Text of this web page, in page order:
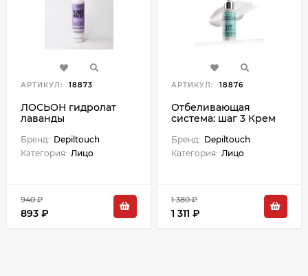
АРТИКУЛ: 18873
ЛОСЬОН гидролат
лаванды
лица и тела для всех
типов кожи - 200 мл
Бренд: Depiltouch
Категория: Лицо
940 ₽
893 ₽
АРТИКУЛ: 18876
Отбеливающая
система: шаг 3 Крем
противовос эфф - 100
мл
Бренд: Depiltouch
Категория: Лицо
1 380 ₽
1 311 ₽